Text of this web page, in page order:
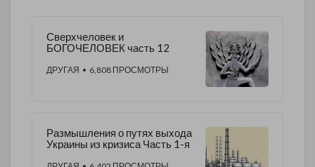
Сверхчеловек и
БОГОЧЕЛОВЕК часть 12
ДРУГАЯ • 6,808 ПРОСМОТРЫ
Размышления о путях выхода
Украины из кризиса Часть 1-я